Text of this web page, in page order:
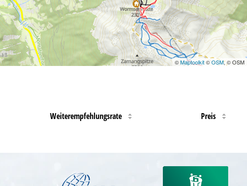
©Maptoolkit©OSM, © OSM
Weiterempfehlungsrate Preis